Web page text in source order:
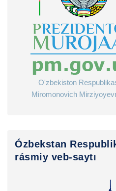
O'zbekiston
Miromonovich
Ózbekstan
rásmiy veb-saytı